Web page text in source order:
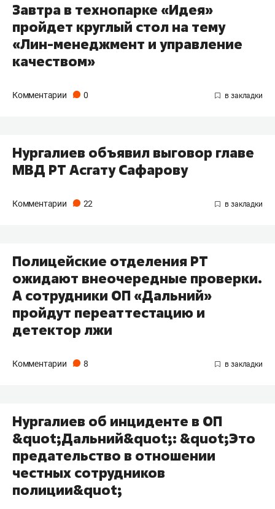
Завтра в технопарке «Идея»
пройдет круглый стол на тему
«Лин-менеджмент и управление
качеством»
Комментарии 0
Нургалиев объявил выговор главе
МВД РТ Асгату Сафарову
Комментарии 22
Полицейские отделения РТ
ожидают внеочередные проверки.
А сотрудники ОП «Дальний»
пройдут переаттестацию и
детектор лжи
Комментарии 8
Нургалиев об инциденте в ОП
&quot;Дальний&quot;: &quot;Это
предательство в отношении
честных сотрудников
полиции&quot;